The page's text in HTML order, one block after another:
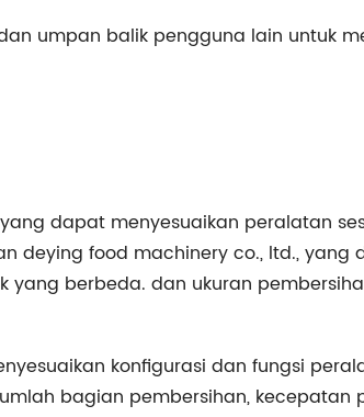
umpan balik pengguna lain untuk
dapat menyesuaikan peralatan
deying food machinery co., ltd., yang
yang berbeda. dan ukuran
konfigurasi dan fungsi
bagian pembersihan, kecepatan